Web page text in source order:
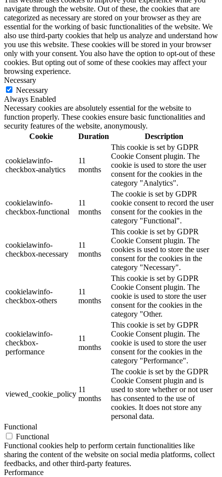
navigate through the website. Out of these, the cookies that are
categorized as necessary are stored on your browser as they are
essential for the working of basic functionalities of the website. We
also use third-party cookies that help us analyze and understand how
you use this website. These cookies will be stored in your browser
only with your consent. You also have the option to opt-out of these
cookies. But opting out of some of these cookies may affect your
browsing experience.
Necessary
Necessary
Always Enabled
Necessary cookies are absolutely essential for the website to
function properly. These cookies ensure basic functionalities and
security features of the website, anonymously.
Cookie
Duration Description
cookielawinfo-
checkbox-analytics
11
months
This cookie is set by GDPR
Cookie Consent plugin. The
cookie is used to store the user
consent for the cookies in the
category "Analytics".
cookielawinfo-
checkbox-functional
11
months
The cookie is set by GDPR
cookie consent to record the user
consent for the cookies in the
category "Functional".
cookielawinfo-
checkbox-necessary
11
months
This cookie is set by GDPR
Cookie Consent plugin. The
cookies is used to store the user
consent for the cookies in the
category "Necessary".
cookielawinfo-
checkbox-others
11
months
This cookie is set by GDPR
Cookie Consent plugin. The
cookie is used to store the user
consent for the cookies in the
category "Other.
cookielawinfo-
checkbox-
performance
11
months
This cookie is set by GDPR
Cookie Consent plugin. The
cookie is used to store the user
consent for the cookies in the
category "Performance".
viewed_cookie_policy
11
months
The cookie is set by the GDPR
Cookie Consent plugin and is
used to store whether or not user
has consented to the use of
cookies. It does not store any
personal data.
Functional
Functional
Functional cookies help to perform certain functionalities like
sharing the content of the website on social media platforms, collect
feedbacks, and other third-party features.
Performance